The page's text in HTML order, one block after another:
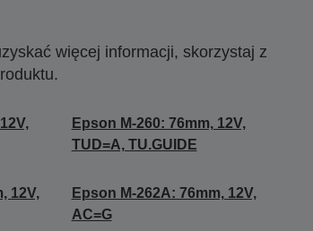
więcej informacji, skorzystaj z
Epson M-260: 76mm, 12V,
TUD=A, TU.GUIDE
12V,
Epson M-262A: 76mm, 12V,
AC=G